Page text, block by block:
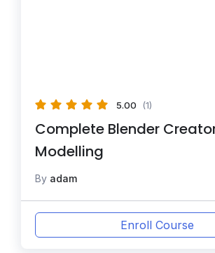
5.00 (1)
Complete Blender
Modelling
By adam
Enroll Course